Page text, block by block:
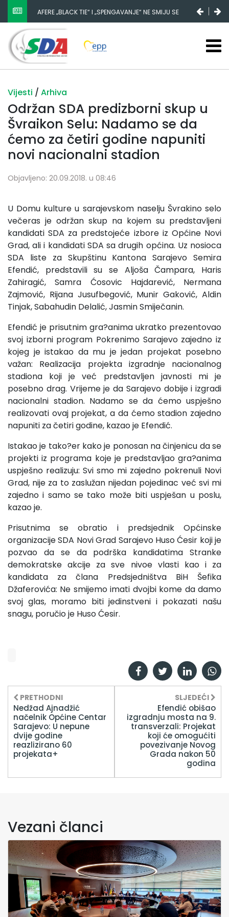
AFERE „BLACK TIE“ I „SPENGAVANJE“ NE SMIJU SE
ZATAŠKATI
Vijesti / Arhiva
Održan SDA predizborni skup u
Švraikon Selu: Nadamo se da
ćemo za četiri godine napuniti
novi nacionalni stadion
Objavljeno: 20.09.2018. u 08:46
U Domu kulture u sarajevskom naselju Švrakino selo
večeras je održan skup na kojem su predstavljeni
kandidati SDA za predstojeće izbore iz Općine Novi
Grad, ali i kandidati SDA sa drugih općina. Uz nosioca
SDA liste za Skupštinu Kantona Sarajevo Semira
Efendić, predstavili su se Aljoša Čampara, Haris
Zahiragić, Samra Ćosovic Hajdarević, Nermana
Zajmović, Rijana Jusufbegović, Munir Gaković, Aldin
Tinjak, Sabahudin Delalić, Jasmin Smiječanin.
Efendić je prisutnim gra?anima ukratko prezentovao
svoj izborni program Pokrenimo Sarajevo zajedno iz
kojeg je istakao da mu je jedan projekat posebno
važan: Realizacija projekta izgradnje nacionalnog
stadiona koji je već predstavljen javnosti mi je
posebno drag. Vrijeme je da Sarajevo dobije i izgradi
nacionalni stadion. Nadamo se da ćemo uspješno
realizovati ovaj projekat, a da ćemo stadion zajedno
napuniti za četiri godine, kazao je Efendić.
Istakao je tako?er kako je ponosan na činjenicu da se
projekti iz programa koje je predstavljao gra?anima
uspješno realizuju: Svi smo mi zajedno pokrenuli Novi
Grad, nije za to zaslužan nijedan pojedinac već svi mi
zajedno i samo se tako može biti uspješan u poslu,
kazao je.
Prisutnima se obratio i predsjednik Općinske
organizacije SDA Novi Grad Sarajevo Huso Ćesir koji je
pozvao da se da podrška kandidatima Stranke
demokratske akcije za sve nivoe vlasti kao i za
kandidata za člana Predsjedništva BiH Šefika
Džaferovića: Ne smijemo imati dvojbi kome da damo
svoj glas, moramo biti jedinstveni i pokazati našu
snagu, poručio je Huso Ćesir.
PRETHODNI
Nedžad Ajnadžić
načelnik Općine Centar
Sarajevo: U nepune
dvije godine
reazlizirano 60
projekata+
SLJEDEĆI
Efendić obišao
izgradnju mosta na 9.
transverzali: Projekat
koji će omogućiti
povezivanje Novog
Grada nakon 50
godina
Vezani članci